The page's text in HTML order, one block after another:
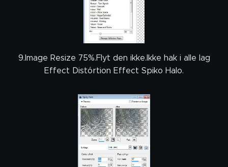
9.Image Resize 75%.Flyt den ikke.Ikke hak i alle lag
Effect Distórtion Effect Spiko Halo.